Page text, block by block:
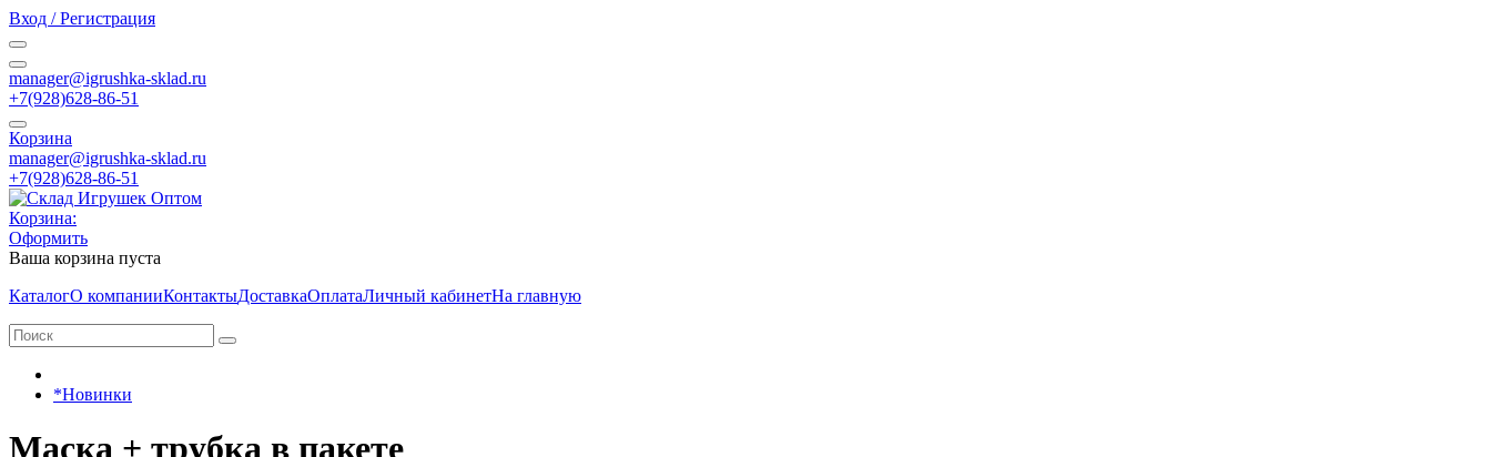
Вход / Регистрация
manager@igrushka-sklad.ru
+7(928)628-86-51
Корзина
manager@igrushka-sklad.ru
+7(928)628-86-51
Корзина:
Оформить
Ваша корзина пуста
КаталогО компанииКонтактыДоставкаОплатаЛичный кабинетНа главную
*Новинки
Маска + трубка в пакете